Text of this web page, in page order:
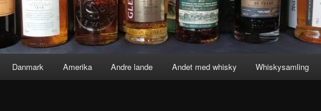
Danmark Amerika Andre lande Andet med whisky Whiskysamling